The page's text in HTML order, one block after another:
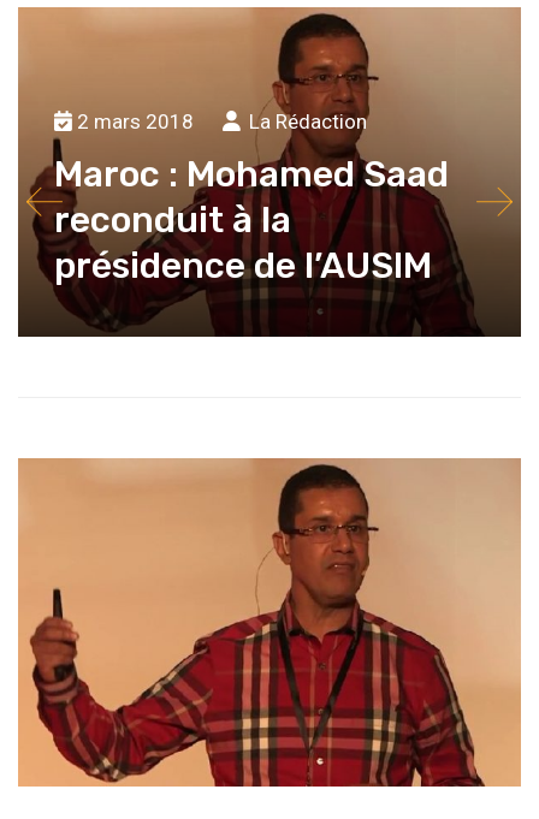
2 mars 2018 La Rédaction
Maroc : Mohamed Saad
reconduit à la
présidence de l’AUSIM